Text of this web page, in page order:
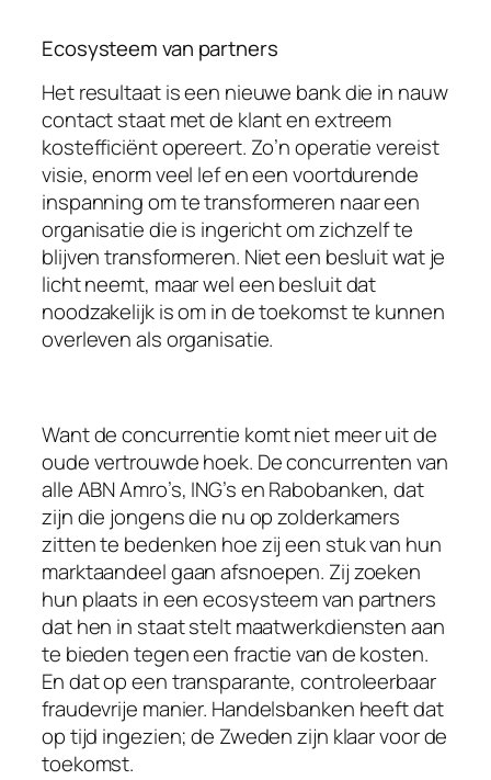
Ecosysteem van partners
Het resultaat is een nieuwe bank die in nauw
contact staat met de klant en extreem
kostefficiënt opereert. Zo’n operatie vereist
visie, enorm veel lef en een voortdurende
inspanning om te transformeren naar een
organisatie die is ingericht om zichzelf te
blijven transformeren. Niet een besluit wat je
licht neemt, maar wel een besluit dat
noodzakelijk is om in de toekomst te kunnen
overleven als organisatie.
Want de concurrentie komt niet meer uit de
oude vertrouwde hoek. De concurrenten van
alle ABN Amro’s, ING’s en Rabobanken, dat
zijn die jongens die nu op zolderkamers
zitten te bedenken hoe zij een stuk van hun
marktaandeel gaan afsnoepen. Zij zoeken
hun plaats in een ecosysteem van partners
dat hen in staat stelt maatwerkdiensten aan
te bieden tegen een fractie van de kosten.
En dat op een transparante, controleerbaar
fraudevrije manier. Handelsbanken heeft dat
op tijd ingezien; de Zweden zijn klaar voor de
toekomst.